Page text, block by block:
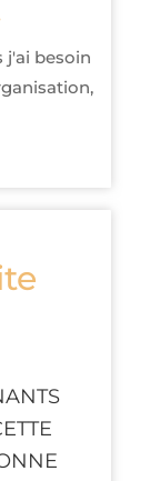
j'ai besoin